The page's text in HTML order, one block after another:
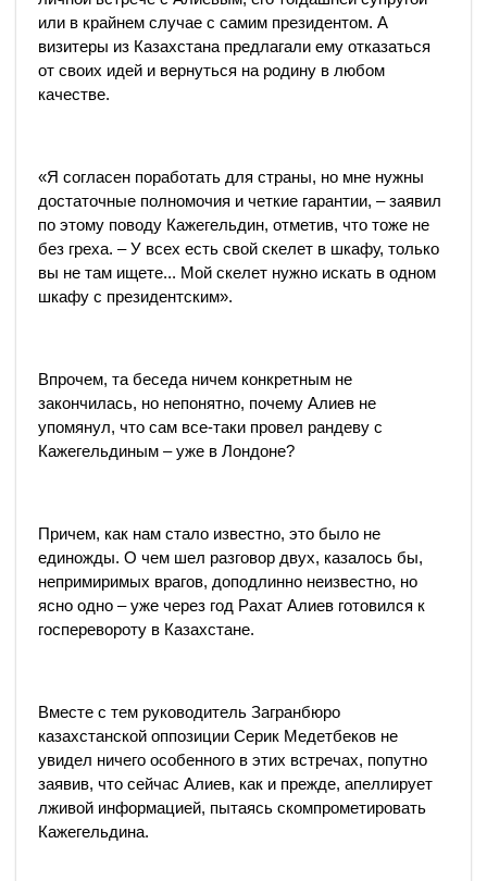
или в крайнем случае с самим президентом. А
визитеры из Казахстана предлагали ему отказаться
от своих идей и вернуться на родину в любом
качестве.
«Я согласен поработать для страны, но мне нужны
достаточные полномочия и четкие гарантии, – заявил
по этому поводу Кажегельдин, отметив, что тоже не
без греха. – У всех есть свой скелет в шкафу, только
вы не там ищете... Мой скелет нужно искать в одном
шкафу с президентским».
Впрочем, та беседа ничем конкретным не
закончилась, но непонятно, почему Алиев не
упомянул, что сам все-таки провел рандеву с
Кажегельдиным – уже в Лондоне?
Причем, как нам стало известно, это было не
единожды. О чем шел разговор двух, казалось бы,
непримиримых врагов, доподлинно неизвестно, но
ясно одно – уже через год Рахат Алиев готовился к
госперевороту в Казахстане.
Вместе с тем руководитель Загранбюро
казахстанской оппозиции Серик Медетбеков не
увидел ничего особенного в этих встречах, попутно
заявив, что сейчас Алиев, как и прежде, апеллирует
лживой информацией, пытаясь скомпрометировать
Кажегельдина.